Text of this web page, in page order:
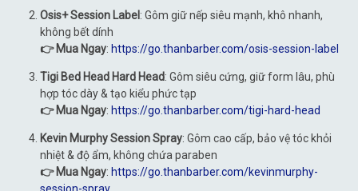
Osis+ Session Label : Gôm giữ nếp siêu mạnh, khô nhanh,
không bết dính
👉 Mua Ngay: https://go.thanbarber.com/osis-session-label
Tigi Bed Head Hard Head: Gôm siêu cứng, giữ form lâu, phù
hợp tóc dày & tạo kiểu phức tạp
👉 Mua Ngay: https://go.thanbarber.com/tigi-hard-head
Kevin Murphy Session Spray: Gôm cao cấp, bảo vệ tóc khỏi
nhiệt & độ ẩm, không chứa paraben
👉 Mua Ngay: https://go.thanbarber.com/kevinmurphy-
session-spray